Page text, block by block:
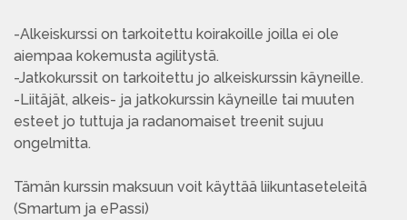
-Alkeiskurssi on tarkoitettu koirakoille joilla ei ole
aiempaa kokemusta agilitystä.
-Jatkokurssit on tarkoitettu jo alkeiskurssin käyneille.
-Liitäjät, alkeis- ja jatkokurssin käyneille tai muuten
esteet jo tuttuja ja radanomaiset treenit sujuu
ongelmitta.
Tämän kurssin maksuun voit käyttää liikuntaseteleitä
(Smartum ja ePassi)